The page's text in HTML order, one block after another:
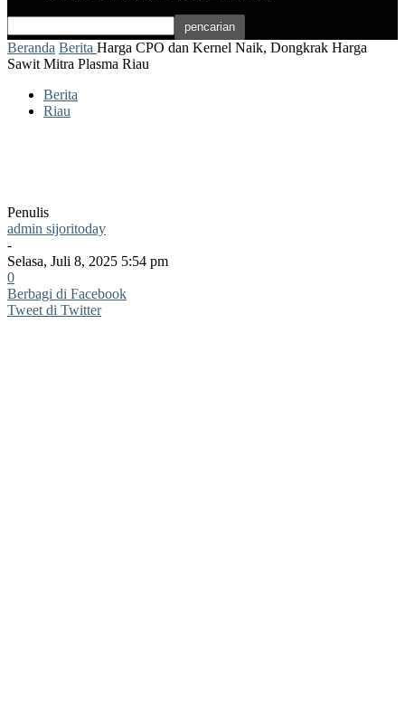
Beranda Berita Harga CPO dan Kernel Naik, Dongkrak Harga
Sawit Mitra Plasma Riau
Berita
Riau
Penulis
admin sijoritoday
-
Selasa, Juli 8, 2025 5:54 pm
0
Berbagi di Facebook
Tweet di Twitter